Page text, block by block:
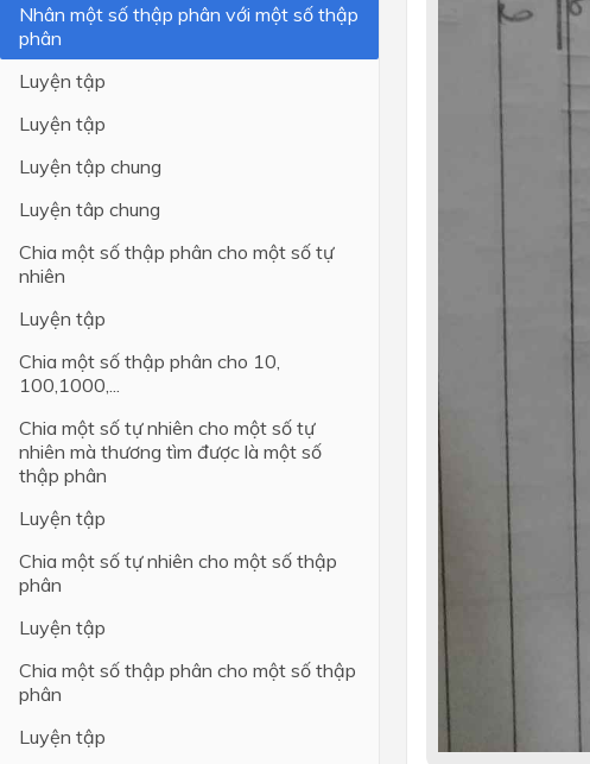
Nhân một số thập phân với một số thập
phân
Luyện tập
Luyện tập
Luyện tập chung
Luyện tâp chung
Chia một số thập phân cho một số tự
nhiên
Luyện tập
Chia một số thập phân cho 10,
100,1000,...
Chia một số tự nhiên cho một số tự
nhiên mà thương tìm được là một số
thập phân
Luyện tập
Chia một số tự nhiên cho một số thập
phân
Luyện tập
Chia một số thập phân cho một số thập
phân
Luyện tập